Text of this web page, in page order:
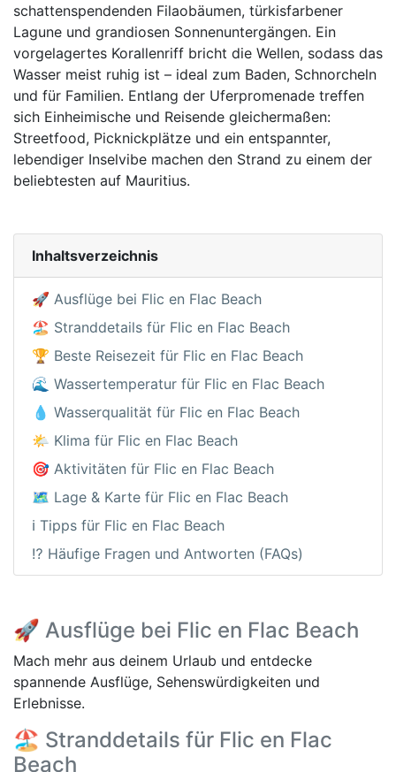
schattenspendenden Filaobäumen, türkisfarbener
Lagune und grandiosen Sonnenuntergängen. Ein
vorgelagertes Korallenriff bricht die Wellen, sodass das
Wasser meist ruhig ist – ideal zum Baden, Schnorcheln
und für Familien. Entlang der Uferpromenade treffen
sich Einheimische und Reisende gleichermaßen:
Streetfood, Picknickplätze und ein entspannter,
lebendiger Inselvibe machen den Strand zu einem der
beliebtesten auf Mauritius.
Inhaltsverzeichnis
🚀 Ausflüge bei Flic en Flac Beach
🏖️ Stranddetails für Flic en Flac Beach
🏆 Beste Reisezeit für Flic en Flac Beach
🌊 Wassertemperatur für Flic en Flac Beach
💧 Wasserqualität für Flic en Flac Beach
🌤️ Klima für Flic en Flac Beach
🎯 Aktivitäten für Flic en Flac Beach
🗺️ Lage & Karte für Flic en Flac Beach
ℹ️ Tipps für Flic en Flac Beach
⁉️ Häufige Fragen und Antworten (FAQs)
🚀 Ausflüge bei Flic en Flac Beach
Mach mehr aus deinem Urlaub und entdecke
spannende Ausflüge, Sehenswürdigkeiten und
Erlebnisse.
🏖️ Stranddetails für Flic en Flac
Beach